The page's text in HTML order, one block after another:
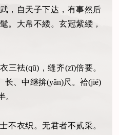
，自天子下达，有事然后
。大帛不緌。玄冠紫緌，
三袪(qū)，缝齐(zī)倍要。
长、中继揜(yǎn)尺。袷(jié)
。
不衣织。无君者不贰采。